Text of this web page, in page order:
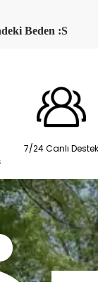
Beden :S
7/24 Canlı Destek